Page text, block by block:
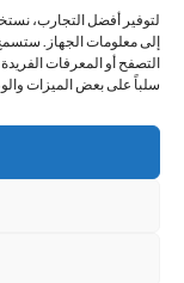
لتوفير أفضل التجارب،
إلى معلومات الجهاز.
التصفح أو المعرفات
سلباً على بعض الميزات